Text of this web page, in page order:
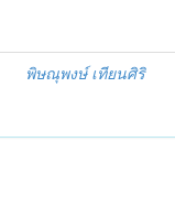
พิษณุพงษ์ เทียนศิริ